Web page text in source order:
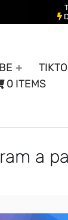
0 ITEMS
a